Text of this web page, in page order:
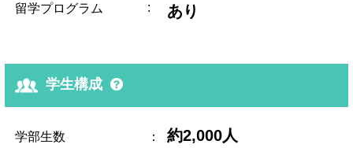
留学プログラム : あり
学生構成
学部生数 ： 約2,000人